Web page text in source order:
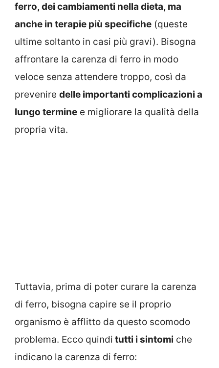
ferro, dei cambiamenti nella dieta, ma
anche in terapie più specifiche (queste
ultime soltanto in casi più gravi). Bisogna
affrontare la carenza di ferro in modo
veloce senza attendere troppo, così da
prevenire delle importanti complicazioni a
lungo termine e migliorare la qualità della
propria vita.
Tuttavia, prima di poter curare la carenza
di ferro, bisogna capire se il proprio
organismo è afflitto da questo scomodo
problema. Ecco quindi tutti i sintomi che
indicano la carenza di ferro: